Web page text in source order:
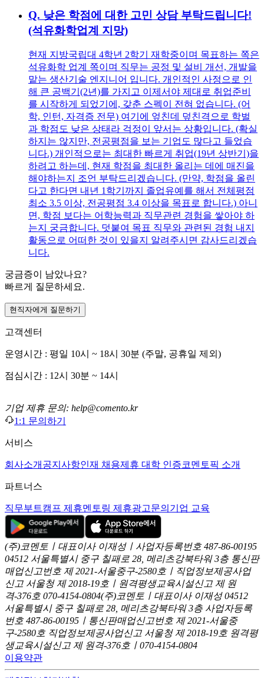
Q. 낮은 학점에 대한 고민 상담 부탁드립니다!
(석유화학업계 지망)
현재 지방국립대 4학년 2학기 재학중이며 목표하는 쪽은
석유화학 업계 쪽이며 직무는 공정 및 설비 개선, 개발을
맡는 생산기술 엔지니어 입니다. 개인적인 사정으로 인
해 큰 공백기(2년)를 가지고 이제서야 제대로 취업준비
를 시작하게 되었기에, 갖춘 스펙이 전혀 없습니다. (어
학, 인턴, 자격증 전무) 여기에 엎친데 덮친격으로 학벌
과 학점도 낮은 상태라 걱정이 앞서는 상황입니다. (확실
하지는 않지만, 전공평점을 보는 기업도 많다고 들었습
니다.) 개인적으로는 최대한 빠르게 취업(19년 상반기)을
하려고 하는데, 현재 학점을 최대한 올리는 데에 매진을
해야하는지 조언 부탁드리겠습니다. (만약, 학점을 올린
다고 한다면 내년 1학기까지 졸업유예를 해서 전체평점
최소 3.5 이상, 전공평점 3.4 이상을 목표로 합니다.) 아니
면, 학점 보다는 어학능력과 직무관련 경험을 쌓아야 하
는지 궁금합니다. 덧붙여 목표 직무와 관련된 경험 내지
활동으로 어떠한 것이 있을지 알려주시면 감사드리겠습
니다.
궁금증이 남았나요?
빠르게 질문하세요.
현직자에게 질문하기
고객센터
운영시간 : 평일 10시 ~ 18시 30분 (주말, 공휴일 제외)
점심시간 : 12시 30분 ~ 14시
기업 제휴 문의: help@comento.kr
1:1 문의하기
서비스
회사소개 공지사항인재 채용제휴 대학 인증코멘토픽 소개
파트너스
직무부트캠프 제휴멘토링 제휴광고문의 기업 교육
(주)코멘토ㅣ대표이사 이재성ㅣ사업자등록번호 487-86-00195
04512 서울특별시 중구 칠패로 28, 메리츠강북타워 3층 통신판
매업신고번호 제 2021-서울중구-2580호ㅣ직업정보제공사업
신고 서울청 제 2018-19호ㅣ원격평생교육시설신고 제 원
격-376호 070-4154-0804(주)코멘토ㅣ대표이사 이재성 04512
서울특별시 중구 칠패로 28, 메리츠강북타워 3층 사업자등록
번호 487-86-00195ㅣ통신판매업신고번호 제 2021-서울중
구-2580호 직업정보제공사업신고 서울청 제 2018-19호 원격평
생교육시설신고 제 원격-376호ㅣ070-4154-0804
이용약관